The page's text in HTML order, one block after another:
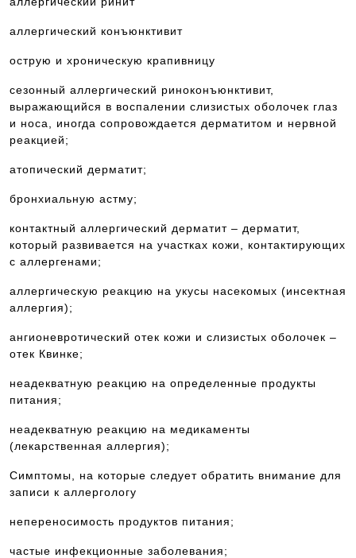
аллергический конъюнктивит
острую и хроническую крапивницу
сезонный аллергический риноконъюнктивит,
выражающийся в воспалении слизистых оболочек глаз
и носа, иногда сопровождается дерматитом и нервной
реакцией;
атопический дерматит;
бронхиальную астму;
контактный аллергический дерматит – дерматит,
который развивается на участках кожи, контактирующих
с аллергенами;
аллергическую реакцию на укусы насекомых (инсектная
аллергия);
ангионевротический отек кожи и слизистых оболочек –
отек Квинке;
неадекватную реакцию на определенные продукты
питания;
неадекватную реакцию на медикаменты
(лекарственная аллергия);
Симптомы, на которые следует обратить внимание для
записи к аллергологу
непереносимость продуктов питания;
частые инфекционные заболевания;